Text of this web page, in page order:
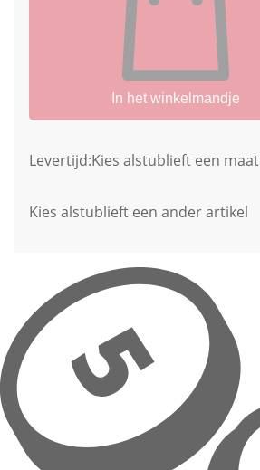
In het winkelmandje
Levertijd:Kies alstublieft een maat
Kies alstublieft een ander artikel